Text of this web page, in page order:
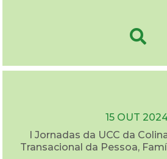
15 OUT
I Jornadas da UCC da
Transacional da Pessoa,